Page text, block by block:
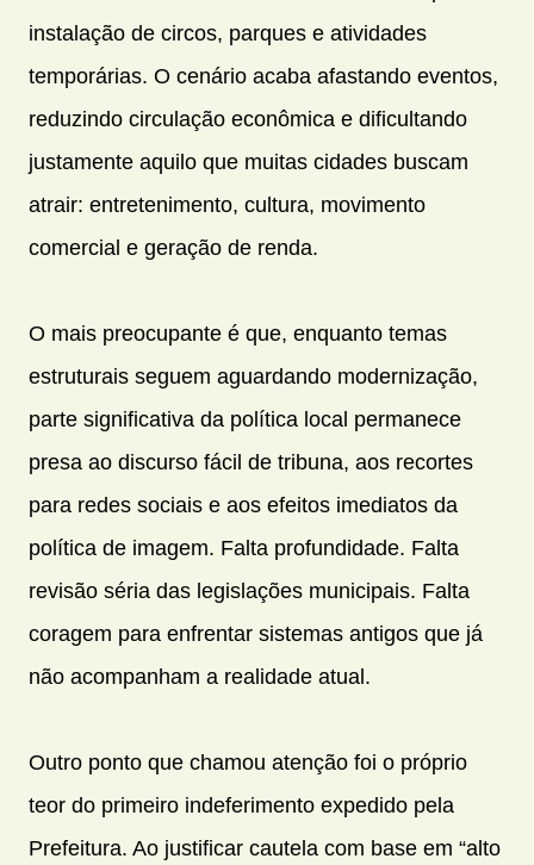
instalação de circos, parques e atividades
temporárias. O cenário acaba afastando eventos,
reduzindo circulação econômica e dificultando
justamente aquilo que muitas cidades buscam
atrair: entretenimento, cultura, movimento
comercial e geração de renda.
O mais preocupante é que, enquanto temas
estruturais seguem aguardando modernização,
parte significativa da política local permanece
presa ao discurso fácil de tribuna, aos recortes
para redes sociais e aos efeitos imediatos da
política de imagem. Falta profundidade. Falta
revisão séria das legislações municipais. Falta
coragem para enfrentar sistemas antigos que já
não acompanham a realidade atual.
Outro ponto que chamou atenção foi o próprio
teor do primeiro indeferimento expedido pela
Prefeitura. Ao justificar cautela com base em “alto